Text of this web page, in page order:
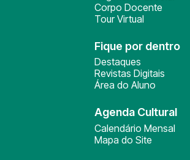
Corpo Docente
Tour Virtual
Fique por dentro
Destaques
Revistas Digitais
Área do Aluno
Agenda Cultural
Calendário Mensal
Mapa do Site